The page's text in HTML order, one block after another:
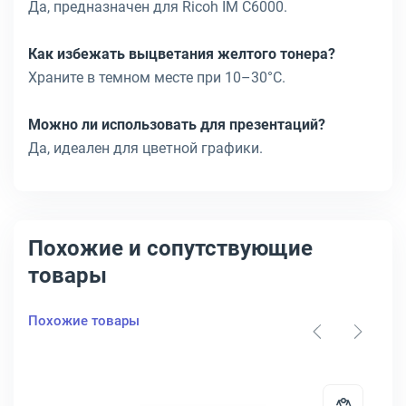
Да, предназначен для Ricoh IM C6000.
Как избежать выцветания желтого тонера?
Храните в темном месте при 10–30°C.
Можно ли использовать для презентаций?
Да, идеален для цветной графики.
Похожие и сопутствующие
товары
Похожие товары